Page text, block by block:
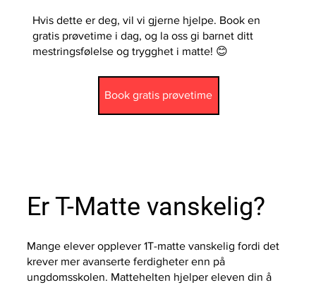
Hvis dette er deg, vil vi gjerne hjelpe. Book en
gratis prøvetime i dag, og la oss gi barnet ditt
mestringsfølelse og trygghet i matte! 😊
Book gratis prøvetime
Er T-Matte vanskelig?
Mange elever opplever 1T-matte vanskelig fordi det
krever mer avanserte ferdigheter enn på
ungdomsskolen. Mattehelten hjelper eleven din å